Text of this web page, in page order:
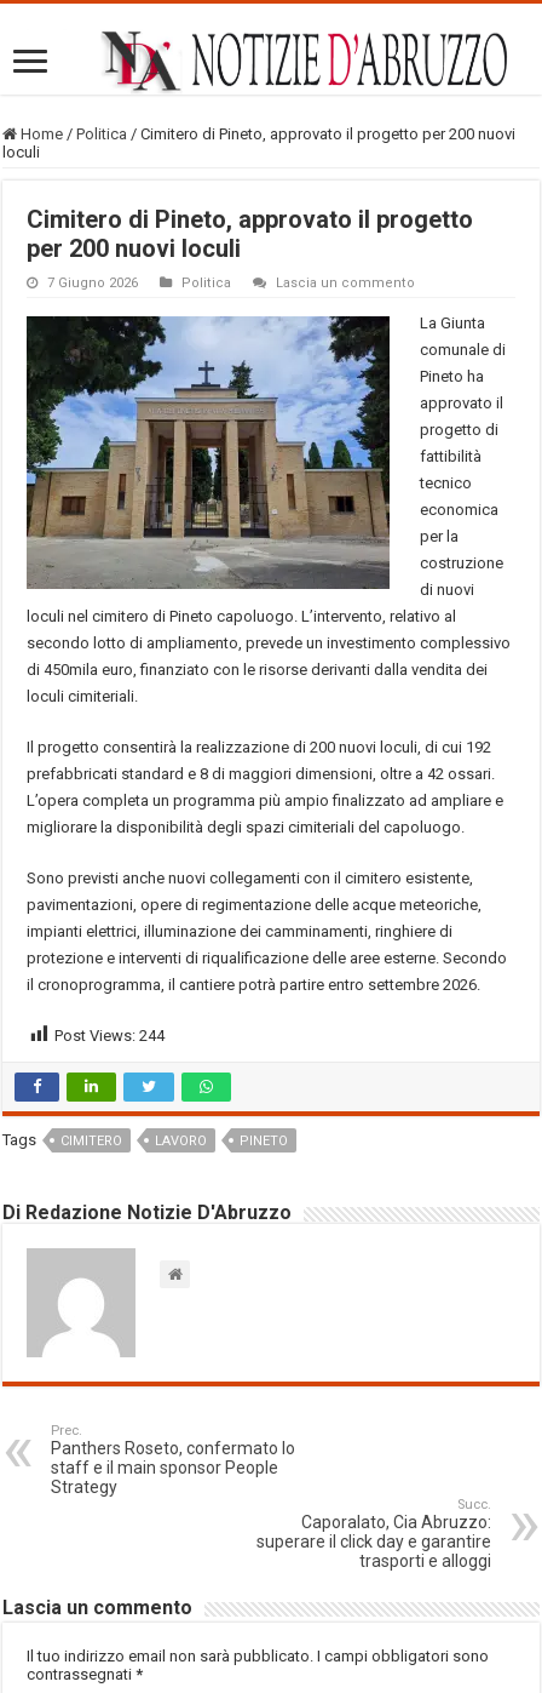
Home / Politica / Cimitero di Pineto, approvato il progetto per 200 nuovi
loculi
Cimitero di Pineto, approvato il progetto
per 200 nuovi loculi
7 Giugno 2026 Politica Lascia un commento
La Giunta
comunale di
Pineto ha
approvato il
progetto di
fattibilità
tecnico
economica
per la
costruzione
di nuovi
loculi nel cimitero di Pineto capoluogo. L’intervento, relativo al
secondo lotto di ampliamento, prevede un investimento complessivo
di 450mila euro, finanziato con le risorse derivanti dalla vendita dei
loculi cimiteriali.
Il progetto consentirà la realizzazione di 200 nuovi loculi, di cui 192
prefabbricati standard e 8 di maggiori dimensioni, oltre a 42 ossari.
L’opera completa un programma più ampio finalizzato ad ampliare e
migliorare la disponibilità degli spazi cimiteriali del capoluogo.
Sono previsti anche nuovi collegamenti con il cimitero esistente,
pavimentazioni, opere di regimentazione delle acque meteoriche,
impianti elettrici, illuminazione dei camminamenti, ringhiere di
protezione e interventi di riqualificazione delle aree esterne. Secondo
il cronoprogramma, il cantiere potrà partire entro settembre 2026.
Post Views: 244
Tags CIMITERO LAVORO PINETO
Di Redazione Notizie D'Abruzzo
Prec.
Panthers Roseto, confermato lo
staff e il main sponsor People
Strategy
Succ.
Caporalato, Cia Abruzzo:
superare il click day e garantire
trasporti e alloggi
Lascia un commento
Il tuo indirizzo email non sarà pubblicato. I campi obbligatori sono
contrassegnati*